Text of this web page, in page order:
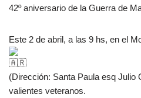
42º aniversario de la Guerra de
Este 2 de abril, a las 9 hs, en el
(Dirección: Santa Paula esq Julio
valientes veteranos.